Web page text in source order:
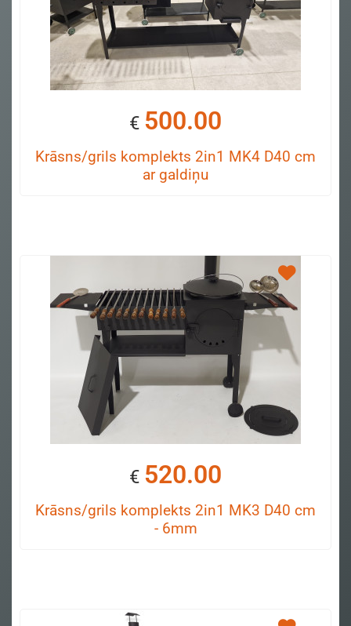
€ 500.00
Krāsns/grils komplekts 2in1 MK4 D40 cm
ar galdiņu
€ 520.00
Krāsns/grils komplekts 2in1 MK3 D40 cm
- 6mm